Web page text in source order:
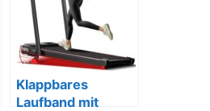
Klappbares
Laufband mit